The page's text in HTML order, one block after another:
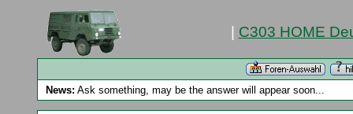
C303 HOME
News: Ask something, may be the answer will appear soon...